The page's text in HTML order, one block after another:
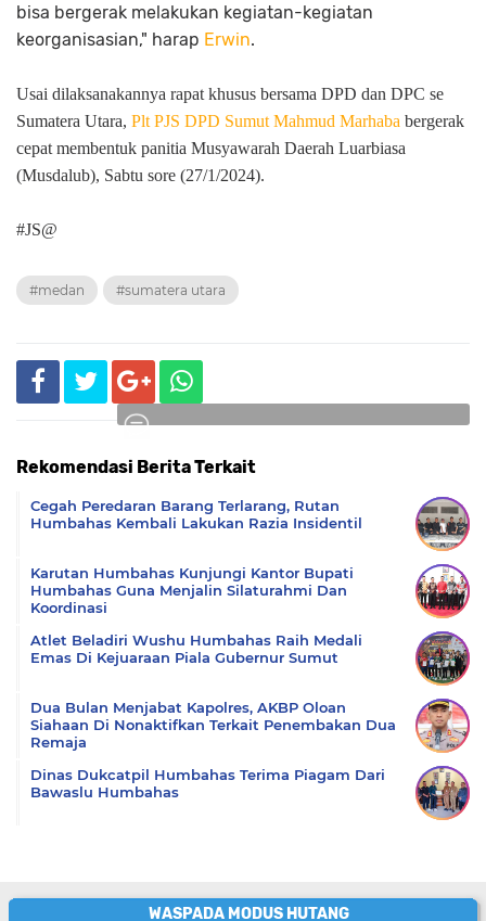
bisa bergerak melakukan kegiatan-kegiatan
keorganisasian," harap Erwin.
Usai dilaksanakannya rapat khusus bersama DPD dan DPC se
Sumatera Utara, Plt PJS DPD Sumut Mahmud Marhaba bergerak
cepat membentuk panitia Musyawarah Daerah Luarbiasa
(Musdalub), Sabtu sore (27/1/2024).
#JS@
#medan #sumatera utara
Rekomendasi Berita Terkait
Cegah Peredaran Barang Terlarang, Rutan
Humbahas Kembali Lakukan Razia Insidentil
Karutan Humbahas Kunjungi Kantor Bupati
Humbahas Guna Menjalin Silaturahmi Dan
Koordinasi
Atlet Beladiri Wushu Humbahas Raih Medali
Emas Di Kejuaraan Piala Gubernur Sumut
Dua Bulan Menjabat Kapolres, AKBP Oloan
Siahaan Di Nonaktifkan Terkait Penembakan Dua
Remaja
Dinas Dukcatpil Humbahas Terima Piagam Dari
Bawaslu Humbahas
WASPADA MODUS HUTANG